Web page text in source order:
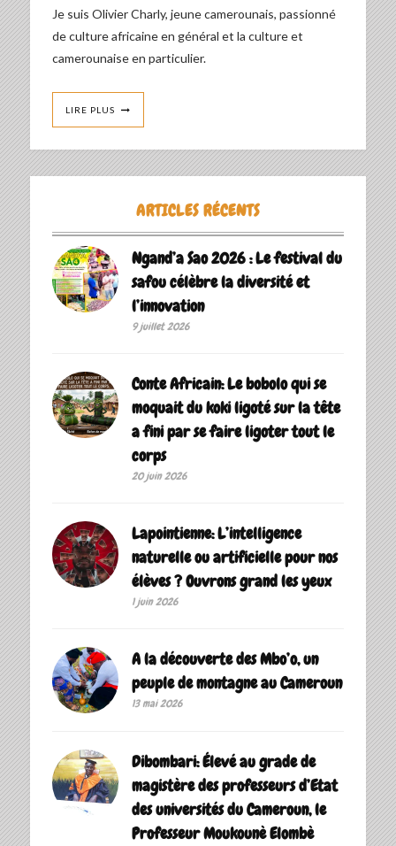
Je suis Olivier Charly, jeune camerounais, passionné
de culture africaine en général et la culture et
camerounaise en particulier.
LIRE PLUS
ARTICLES RÉCENTS
Ngand’a Sao 2026 : Le festival du
safou célèbre la diversité et
l’innovation
9 juillet 2026
Conte Africain: Le bobolo qui se
moquait du koki ligoté sur la tête
a fini par se faire ligoter tout le
corps
20 juin 2026
Lapointienne: L’intelligence
naturelle ou artificielle pour nos
élèves ? Ouvrons grand les yeux
1 juin 2026
A la découverte des Mbo’o, un
peuple de montagne au Cameroun
13 mai 2026
Dibombari: Élevé au grade de
magistère des professeurs d’Etat
des universités du Cameroun, le
Professeur Moukounè Elombè